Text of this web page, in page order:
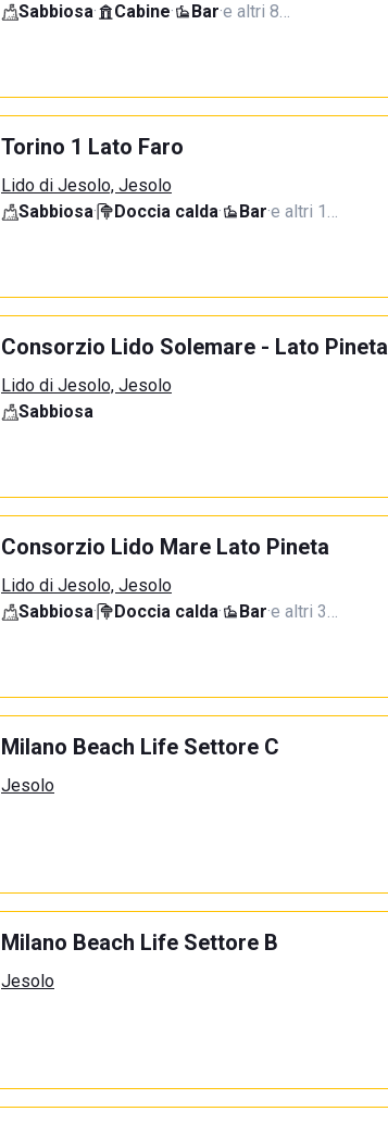
Sabbiosa· Cabine· Bar·e altri 8…
Torino 1 Lato Faro
Lido di Jesolo, Jesolo
Sabbiosa· Doccia calda· Bar·e altri 1…
Consorzio Lido Solemare - Lato Pineta
Lido di Jesolo, Jesolo
Sabbiosa
Consorzio Lido Mare Lato Pineta
Lido di Jesolo, Jesolo
Sabbiosa· Doccia calda· Bar·e altri 3…
Milano Beach Life Settore C
Jesolo
Milano Beach Life Settore B
Jesolo